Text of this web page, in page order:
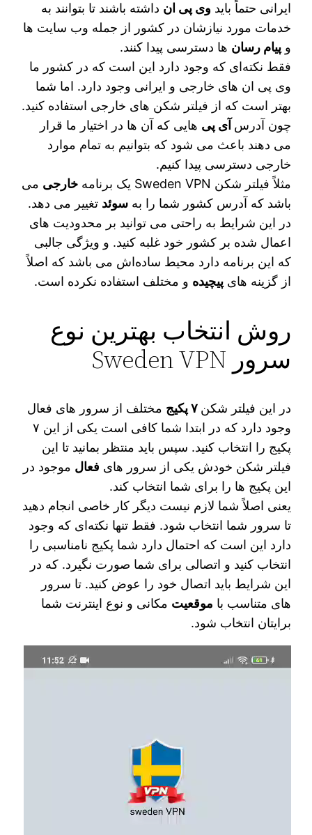
ایرانی حتماً باید وی پی ان داشته باشند تا بتوانند به
خدمات مورد نیازشان در کشور از جمله وب سایت‌ ها
وپیام رسان‌ ها دسترسی پیدا کنند.
فقط نکته‌ای که وجود دارد این است که در کشور ما
وی‌ پی‌ ان‌ های خارجی و ایرانی وجود دارد. اما شما
بهتر است که از فیلتر شکن‌ های خارجی استفاده کنید.
چون آدرس آی‌ پی‌ هایی که آن ها در اختیار ما قرار
می‌ دهند باعث می‌ شود که بتوانیم به تمام موارد
خارجی دسترسی پیدا کنیم.
مثلاً فیلتر شکن Sweden VPN یک برنامه
خارجی می‌
باشد که آدرس کشور شما را بهسوئد تغییر می‌ دهد.
در این شرایط به راحتی می‌ توانید بر محدودیت‌ های
اعمال شده بر کشور خود غلبه کنید. و ویژگی جالبی
که این برنامه دارد محیط ساده‌اش می‌ باشد که اصلاً
از گزینه‌ هایپیچیده و مختلف استفاده نکرده است.
روش انتخاب بهترین نوع
سرور Sweden VPN
در این فیلتر شکن ۷ پکیج
مختلف از سرور های فعال
وجود دارد که در ابتدا شما کافی است یکی از این ۷
پکیج را انتخاب کنید. سپس باید منتظر بمانید تا این
فیلتر شکن خودش یکی از سرور های فعال موجود در
این پکیج‌ ها را برای شما انتخاب کند.
یعنی اصلاً شما لازم نیست دیگر کار خاصی انجام دهید
تا سرور شما انتخاب شود. فقط تنها نکته‌ای که وجود
دارد این است که احتمال دارد شما پکیج نامناسبی را
انتخاب کنید و اتصالی برای شما صورت نگیرد. که در
این شرایط باید اتصال خود را عوض کنید. تا سرور
های متناسب با موقعیت مکانی و نوع اینترنت شما
برایتان انتخاب شود.
نمایشگر